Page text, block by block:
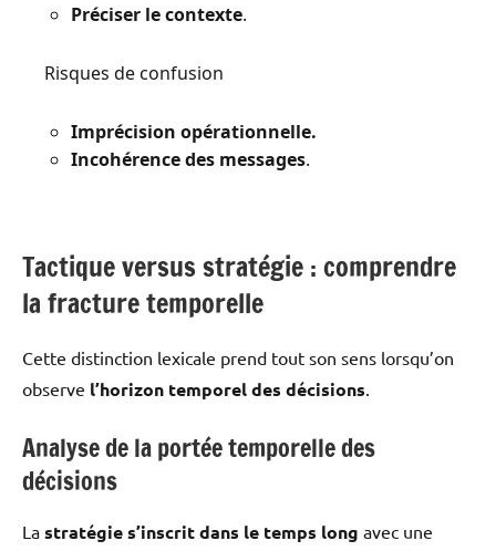
Préciser le contexte.
Risques de confusion
Imprécision opérationnelle.
Incohérence des messages.
Tactique versus stratégie : comprendre
la fracture temporelle
Cette distinction lexicale prend tout son sens lorsqu’on
observe l’horizon temporel des décisions
Analyse de la portée temporelle des
décisions
La stratégie s’inscrit dans le temps long avec une